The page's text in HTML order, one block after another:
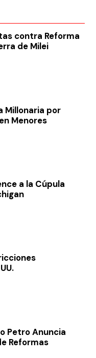
contra Reforma
de Milei
Millonaria por
Menores
a la Cúpula
Petro Anuncia
Reformas